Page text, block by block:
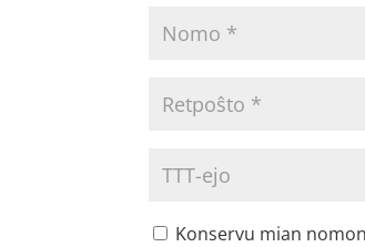
Konservu mian